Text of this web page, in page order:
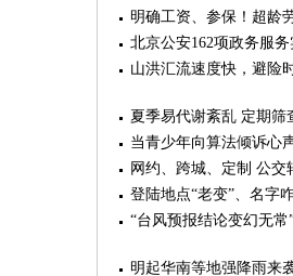
明确工资、参保！超龄
北京公安162项政务服
山洪汇流速度快，避险
夏季易代谢紊乱 定期筛
当青少年向算法倾诉心
网约、跨城、定制 公
登陆地点“老变”、名字
“台风预报结论变幻无
明起华南等地强降雨来